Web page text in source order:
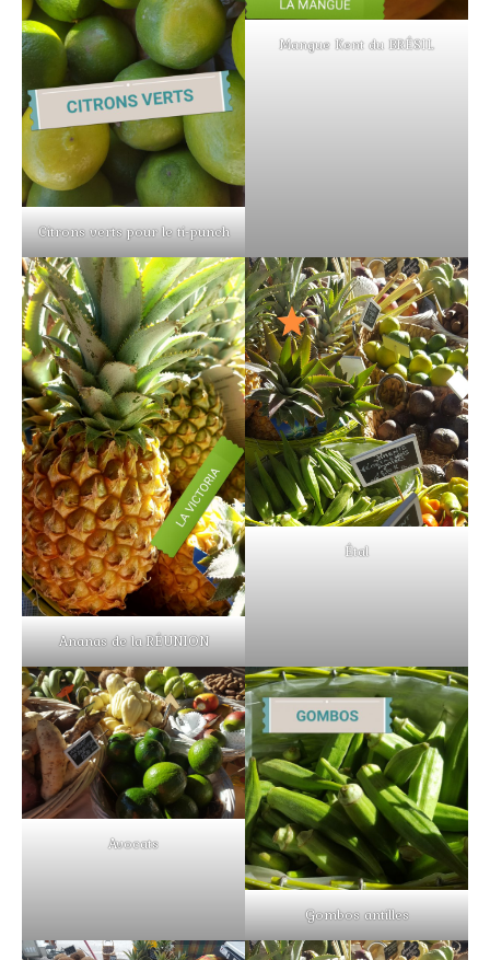
Citrons verts pour le ti-punch
Mangue Kent du BRÉSIL
Ananas de la RÉUNION
Étal
Avocats
Gombos antilles